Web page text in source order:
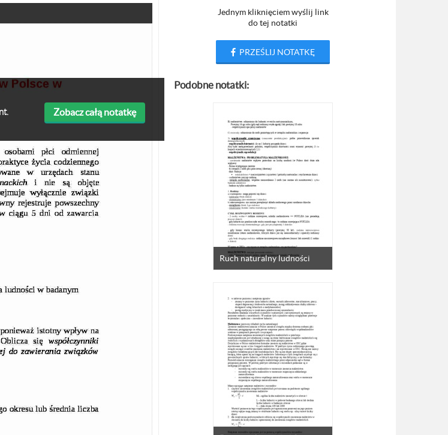
Zobacz całą notatkę
Jednym kliknięciem wyślij link
do tej notatki
PRZEŚLIJ NOTATKĘ
Podobne notatki:
Ruch naturalny ludności